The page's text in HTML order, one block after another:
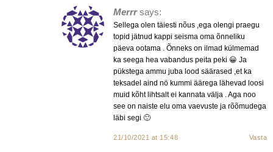
Merrr says:
Sellega olen täiesti nõus ,ega olengi praegu
topid jätnud kappi seisma oma õnneliku
päeva ootama . Õnneks on ilmad külmemad
ka seega hea vabandus peita peki 😀 Ja
pükstega ammu juba lood säärased ,et ka
teksadel aind nö kummi äärega lähevad loosi
muid kõht lihtsalt ei kannata välja . Aga noo
see on naiste elu oma vaevuste ja rõõmudega
läbi segi 🙂
21/10/2021 at 15:48 Vasta